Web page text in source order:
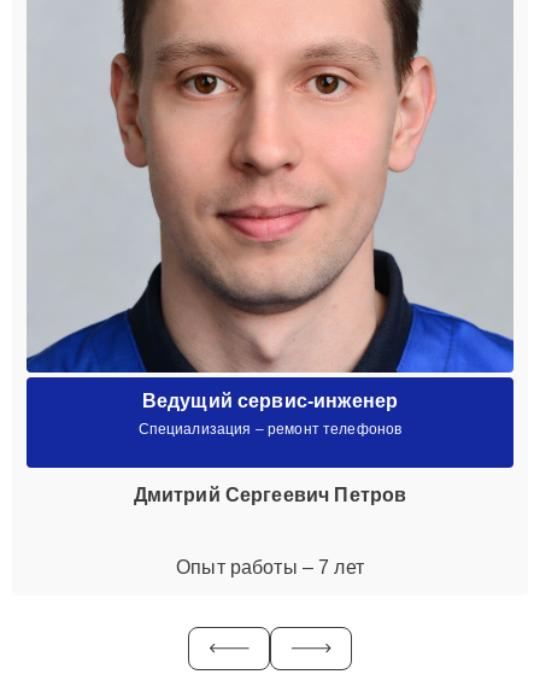
Ведущий сервис-инженер
Специализация – ремонт телефонов
Дмитрий Сергеевич Петров
Опыт работы – 7 лет